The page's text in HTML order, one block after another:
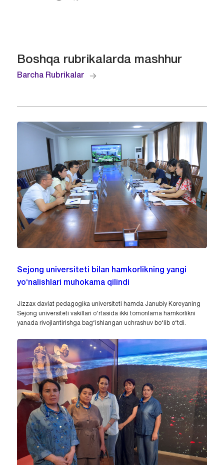
Boshqa rubrikalarda mashhur
Barcha Rubrikalar
Sejong universiteti bilan hamkorlikning yangi
yo‘nalishlari muhokama qilindi
Jizzax davlat pedagogika universiteti hamda Janubiy Koreyaning
Sejong universiteti vakillari o‘rtasida ikki tomonlama hamkorlikni
yanada rivojlantirishga bag‘ishlangan uchrashuv bo‘lib o‘tdi.